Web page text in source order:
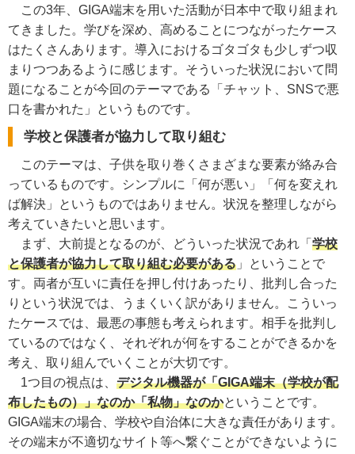
この3年、GIGA端末を用いた活動が日本中で取り組まれ
てきました。学びを深め、高めることにつながったケース
はたくさんあります。導入におけるゴタゴタも少しずつ収
まりつつあるように感じます。そういった状況において問
題になることが今回のテーマである「チャット、SNSで悪
口を書かれた」というものです。
学校と保護者が協力して取り組む
このテーマは、子供を取り巻くさまざまな要素が絡み合
っているものです。シンプルに「何が悪い」「何を変えれ
ば解決」というものではありません。状況を整理しながら
考えていきたいと思います。
まず、大前提となるのが、どういった状況であれ「 学校
と保護者が協力して取り組む必要がある 」ということで
す。両者が互いに責任を押し付けあったり、批判し合った
りという状況では、うまくいく訳がありません。こういっ
たケースでは、最悪の事態も考えられます。相手を批判し
ているのではなく、それぞれが何をすることができるかを
考え、取り組んでいくことが大切です。
1つ目の視点は、 デジタル機器が「GIGA端末（学校が配
布したもの）」なのか「私物」なのかということです。
GIGA端末の場合、学校や自治体に大きな責任があります。
その端末が不適切なサイト等へ繋ぐことができないように